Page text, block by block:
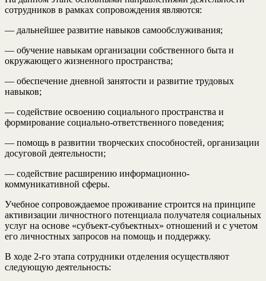
сотрудников в рамках сопровождения являются:
— дальнейшее развитие навыков самообслуживания;
— обучение навыкам организации собственного быта и
окружающего жизненного пространства;
— обеспечение дневной занятости и развитие трудовых
навыков;
— содействие освоению социального пространства и
формирование социально-ответственного поведения;
— помощь в развитии творческих способностей, организации
досуговой деятельности;
— содействие расширению информационно-
коммуникативной сферы.
Учебное сопровождаемое проживание строится на принципе
активизации личностного потенциала получателя социальных
услуг на основе «субъект-субъектных» отношений и с учетом
его личностных запросов на помощь и поддержку.
В ходе 2-го этапа сотрудники отделения осуществляют
следующую деятельность: